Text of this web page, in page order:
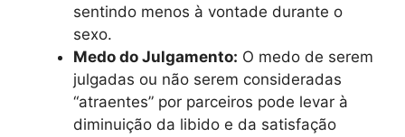
sentindo menos à vontade durante o
sexo.
Medo do Julgamento: O medo de serem
julgadas ou não serem consideradas
“atraentes” por parceiros pode levar à
diminuição da libido e da satisfação